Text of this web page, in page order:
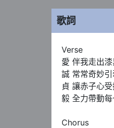
歌詞
Verse
愛 伴我走出漆
誠 常常奇妙
貞 讓赤子心
毅 全力帶動
Chorus